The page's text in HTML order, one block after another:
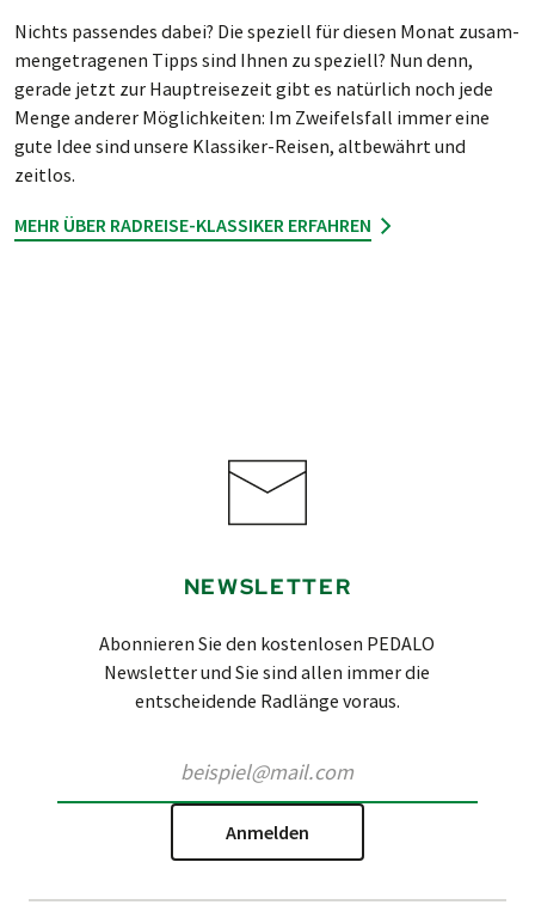
Nichts passen­des da­bei? Die spe­ziell für die­sen Mo­nat zu­sam­
men­ge­tra­ge­nen Tipps sind Ihnen zu spe­ziell? Nun denn,
gera­de jetzt zur Haupt­reise­zeit gibt es na­tür­lich noch jede
Menge ande­rer Mög­lich­kei­ten: Im Zwei­fels­fall im­mer eine
gute Idee sind unsere Klas­si­ker-Rei­sen, alt­be­währt und
zeitlos.
MEHR ÜBER RADREISE-KLASSIKER ERFAHREN
NEWSLETTER
Abonnieren Sie den kostenlosen PEDALO
Newsletter und Sie sind allen immer die
entscheidende Radlänge voraus.
Anmelden